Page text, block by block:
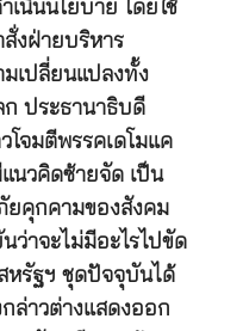
เนินนโยบาย โดยใช้
งฝ่ายบริหาร
มเปลี่ยนแปลงทั้ง
ก ประธานาธิบดี
โจมตีพรรคเดโมแค
นวคิดซ้ายจัด เป็น
ยคุกคามของสังคม
ว่าจะไม่มีอะไรไปขัด
หรัฐฯ ชุดปัจจุบันได้
ล่าวต่างแสดงออก